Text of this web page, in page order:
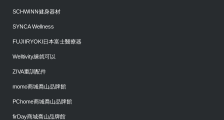
SCHWINN健身器材
SYNCA Wellness
FUJIIRYOKI日本富士醫療器
Welltivity練就可以
ZIVA重訓配件
momo商城喬山品牌館
PChome商城喬山品牌館
firDay商城喬山品牌館